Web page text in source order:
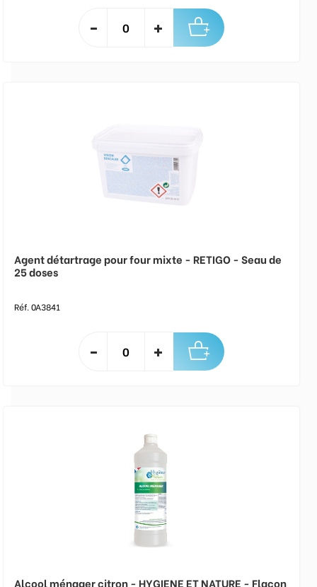
Agent détartrage pour four mixte - RETIGO - Seau de
25 doses
Réf. 0A3841
Alcool ménager citron - HYGIENE ET NATURE - Flacon